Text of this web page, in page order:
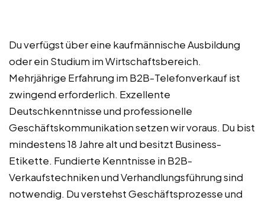
Du verfügst über eine kaufmännische Ausbildung
oder ein Studium im Wirtschaftsbereich.
Mehrjährige Erfahrung im B2B-Telefonverkauf ist
zwingend erforderlich. Exzellente
Deutschkenntnisse und professionelle
Geschäftskommunikation setzen wir voraus. Du bist
mindestens 18 Jahre alt und besitzt Business-
Etikette. Fundierte Kenntnisse in B2B-
Verkaufstechniken und Verhandlungsführung sind
notwendig. Du verstehst Geschäftsprozesse und